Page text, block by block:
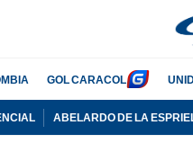
GOL CARACOL
ABELARDO DE LA